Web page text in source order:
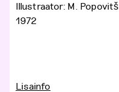
Illustraator: M. Popovitš
1972
Lisainfo